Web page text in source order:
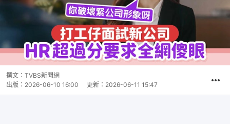
撰文： TVBS新聞網
出版： 2026-06-10 16:00 更新： 2026-06-11 15:47